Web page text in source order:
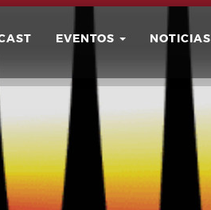
EVENTOS NOTICIAS
Usuario